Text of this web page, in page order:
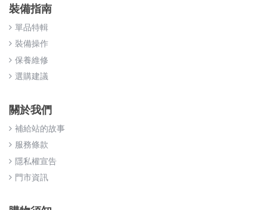
裝備指南
單品特輯
裝備操作
保養維修
選購建議
關於我們
補給站的故事
服務條款
隱私權宣告
門市資訊